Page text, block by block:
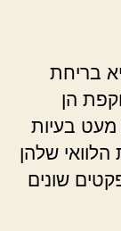
בריחת
הן
מעט בעיות
שלהן
שונים